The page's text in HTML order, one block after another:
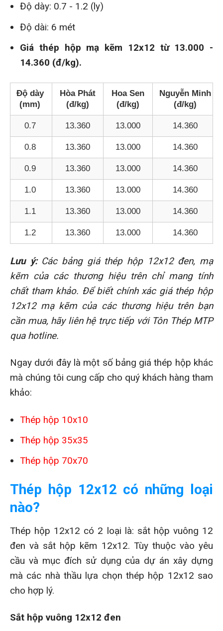
Độ dày: 0.7 - 1.2 (ly)
Độ dài: 6 mét
Giá thép hộp mạ kẽm 12x12 từ 13.000 -
14.360 (đ/kg).
Độ dày
(mm)
Hòa Phát
(đ/kg)
Hoa Sen
(đ/kg)
Nguyễn Minh
(đ/kg)
0.7 13.360 13.000 14.360
0.8 13.360 13.000 14.360
0.9 13.360 13.000 14.360
1.0 13.360 13.000 14.360
1.1 13.360 13.000 14.360
1.2 13.360 13.000 14.360
Lưu ý:Các bảng giá thép hộp 12x12 đen, mạ
kẽm của các thương hiệu trên chỉ mang tính
chất tham khảo. Để biết chính xác giá thép hộp
12x12 mạ kẽm của các thương hiệu trên bạn
cần mua, hãy liên hệ trực tiếp với Tôn Thép MTP
qua hotline.
Ngay dưới đây là một số bảng giá thép hộp khác
mà chúng tôi cung cấp cho quý khách hàng tham
khảo:
Thép hộp 10x10
Thép hộp 35x35
Thép hộp 70x70
Thép hộp 12x12 có những loại
nào?
Thép hộp 12x12 có 2 loại là: sắt hộp vuông 12
đen và sắt hộp kẽm 12x12. Tùy thuộc vào yêu
cầu và mục đích sử dụng của dự án xây dựng
mà các nhà thầu lựa chọn thép hộp 12x12 sao
cho hợp lý.
Sắt hộp vuông 12x12 đen